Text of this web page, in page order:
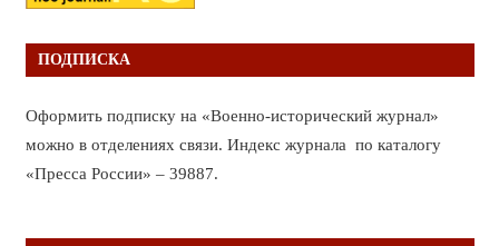
ПОДПИСКА
Оформить подписку на «Военно-исторический журнал»
можно в отделениях связи. Индекс журнала по каталогу
«Пресса России» – 39887.